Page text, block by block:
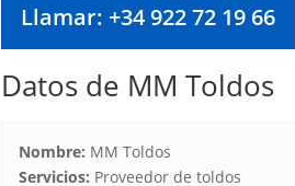
Llamar: +34 922 72 19 66
Datos de MM Toldos
Nombre: MM Toldos
Servicios: Proveedor de toldos